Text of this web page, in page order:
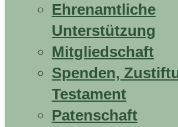
Ehrenamtliche
Unterstützung
Mitgliedschaft
Spenden,
Testament
Patenschaft